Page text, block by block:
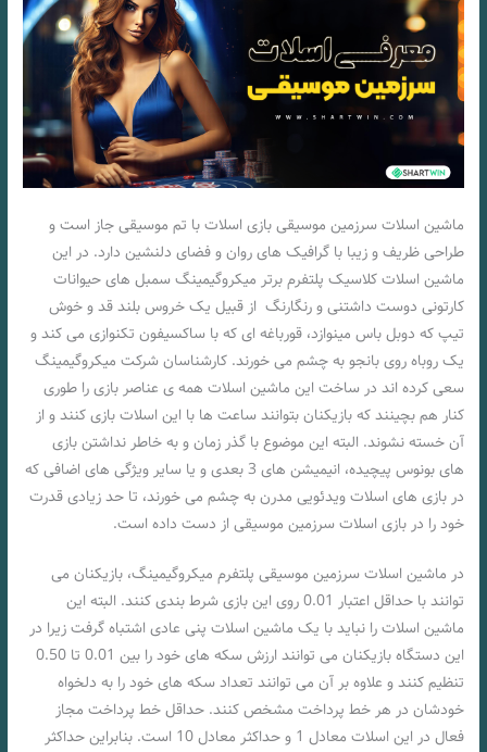
ماشین اسلات سرزمین موسیقی بازی اسلات با تم موسیقی جاز است و
طراحی ظریف و زیبا با گرافیک های روان و فضای دلنشین دارد. در این
ماشین اسلات کلاسیک پلتفرم برتر میکروگیمینگ سمبل های حیوانات
کارتونی دوست داشتنی و رنگارنگ از قبیل یک خروس بلند قد و خوش
تیپ که دوبل باس مینوازد، قورباغه ای که با ساکسیفون تکنوازی می کند و
یک روباه روی بانجو به چشم می خورند. کارشناسان شرکت میکروگیمینگ
سعی کرده اند در ساخت این ماشین اسلات همه ی عناصر بازی را طوری
کنار هم بچینند که بازیکنان بتوانند ساعت ها با این اسلات بازی کنند و از
آن خسته نشوند. البته این موضوع با گذر زمان و به خاطر نداشتن بازی
های بونوس پیچیده، انیمیشن های 3 بعدی و یا سایر ویژگی های اضافی که
در بازی های اسلات ویدئویی مدرن به چشم می خورند، تا حد زیادی قدرت
خود را در بازی اسلات سرزمین موسیقی از دست داده است.
در ماشین اسلات سرزمین موسیقی پلتفرم میکروگیمینگ، بازیکنان می
توانند با حداقل اعتبار 0.01 روی این بازی شرط بندی کنند. البته این
ماشین اسلات را نباید با یک ماشین اسلات پنی عادی اشتباه گرفت زیرا در
این دستگاه بازیکنان می توانند ارزش سکه های خود را بین 0.01 تا 0.50
تنظیم کنند و علاوه بر آن می توانند تعداد سکه های خود را به دلخواه
خودشان در هر خط پرداخت مشخص کنند. حداقل خط پرداخت مجاز
فعال در این اسلات معادل 1 و حداکثر معادل 10 است. بنابراین حداکثر